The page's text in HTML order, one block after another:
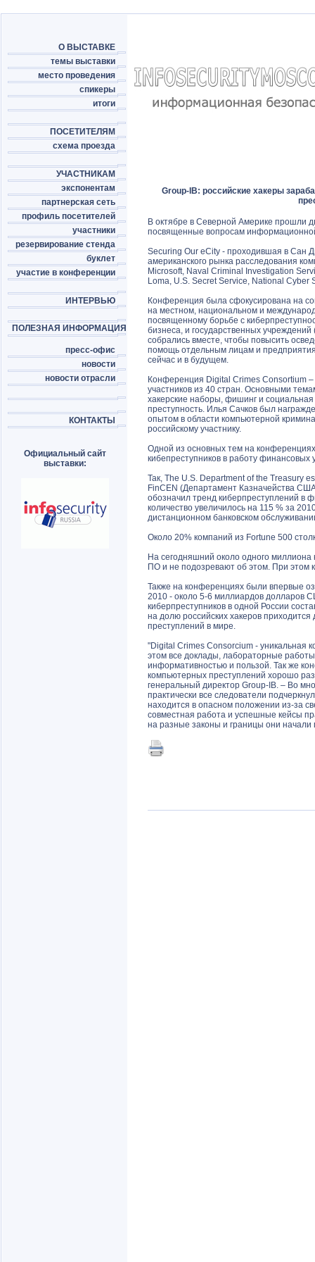
О ВЫСТАВКЕ
темы выставки
место проведения
спикеры
итоги
ПОСЕТИТЕЛЯМ
схема проезда
УЧАСТНИКАМ
экспонентам
партнерская сеть
профиль посетителей
участники
резервирование стенда
буклет
участие в конференции
ИНТЕРВЬЮ
ПОЛЕЗНАЯ ИНФОРМАЦИЯ
пресс-офис
новости
новости отрасли
КОНТАКТЫ
Официальный сайт
выставки:
Group-IB: российские хакеры
В октябре в Северной Америке прошли
посвященные вопросам
Securing Our eCity - проходившая в Сан
американского рынка расследования
Microsoft, Naval Criminal Investigation
Loma, U.S. Secret Service, National Cyber
Конференция была сфокусирована на
на местном, национальном и
посвященному борьбе с
бизнеса, и государственных
собрались вместе, чтобы повысить
помощь отдельным лицам и
сейчас и в будущем.
Конференция Digital Crimes Consortium
участников из 40 стран. Основными
хакерские наборы, фишинг и
преступность. Илья Сачков был
опытом в области компьютерной
российскому участнику.
Одной из основных тем на
кибепреступников в работу финансовых
Так, The U.S. Department of the Treasury
FinCEN (Департамент Казначейства
обозначил тренд киберпреступлений в
количество увеличилось на 115 % за
дистанционном банковском
Около 20% компаний из Fortune 500
На сегодняшний около одного
ПО и не подозревают об этом. При этом
Также на конференциях были впервые
2010 - около 5-6 миллиардов долларов
киберпреступников в одной России
на долю российских хакеров
преступлений в мире.
"Digital Crimes Consorcium - уникальная
этом все доклады, лабораторные
информативностью и пользой. Так же
компьютерных преступлений хорошо
генеральный директор Group-IB. – Во
практически все следователи
находится в опасном положении из-за
совместная работа и успешные кейсы
на разные законы и границы они начали